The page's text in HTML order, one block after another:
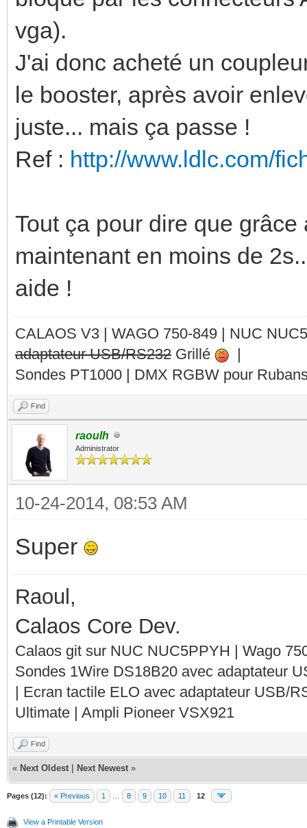
vga).
J'ai donc acheté un
le booster, après avoir
juste... mais ça passe !
Ref : http://www.ldlc.com/
Tout ça pour dire que
maintenant en moins de
aide !
CALAOS V3 | WAGO 750-849 | NUC
adaptateur USB/RS232 Grillé
|
Sondes PT1000 | DMX RGBW pour
Find
raoulh
Administrator
10-24-2014, 08:53 AM
Super
Raoul,
Calaos Core Dev.
Calaos git sur NUC NUC5PPYH | Wago
Sondes 1Wire DS18B20 avec adaptateur
| Ecran tactile ELO avec adaptateur USB/
Ultimate | Ampli Pioneer VSX921
Find
« Next Oldest Next Newest »
Pages (12): « Previous 1 8 9 10 11 12
View a Printable Version